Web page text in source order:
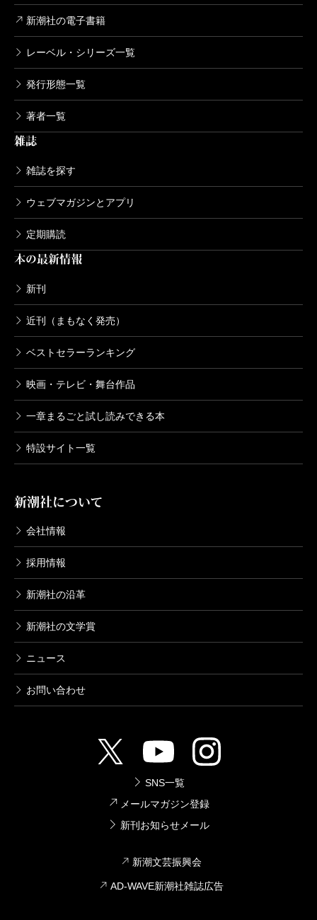
新潮社の電子書籍
レーベル・シリーズ一覧
発行形態一覧
著者一覧
雑誌
雑誌を探す
ウェブマガジンとアプリ
定期購読
本の最新情報
新刊
近刊（まもなく発売）
ベストセラーランキング
映画・テレビ・舞台作品
一章まるごと試し読みできる本
特設サイト一覧
新潮社について
会社情報
採用情報
新潮社の沿革
新潮社の文学賞
ニュース
お問い合わせ
SNS一覧
メールマガジン登録
新刊お知らせメール
新潮文芸振興会
AD-WAVE新潮社雑誌広告